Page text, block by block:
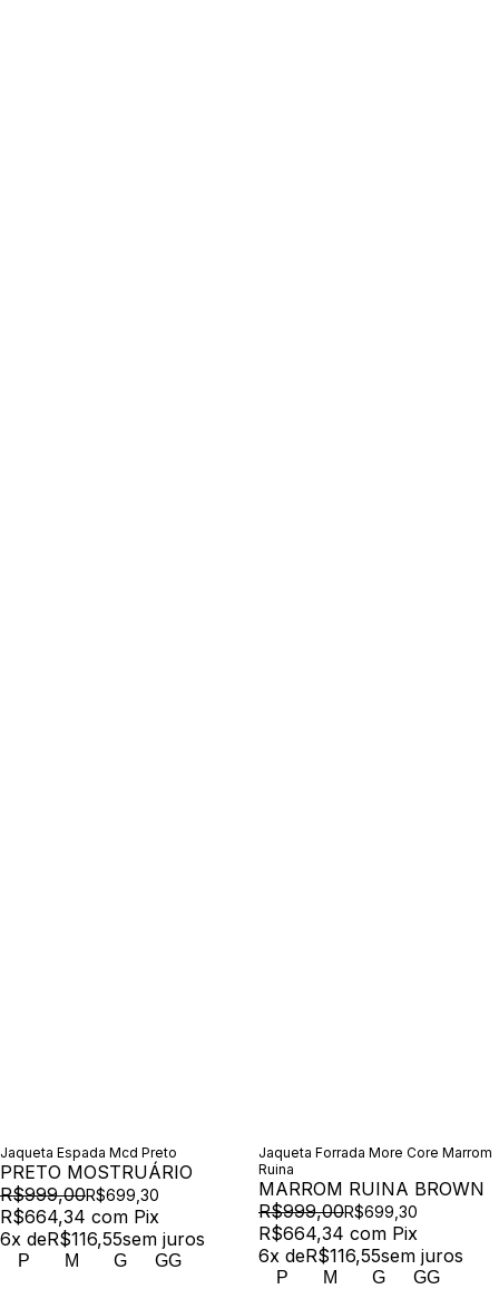
Jaqueta Espada Mcd Preto
PRETO MOSTRUÁRIO
R$999,00R$699,30
R$664,34 com Pix
6x deR$116,55sem juros
P M G GG
Jaqueta Forrada More Core Marrom
Ruina
MARROM RUINA BROWN
R$999,00R$699,30
R$664,34 com Pix
6x deR$116,55sem juros
P M G GG